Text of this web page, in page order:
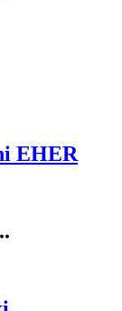
EHER